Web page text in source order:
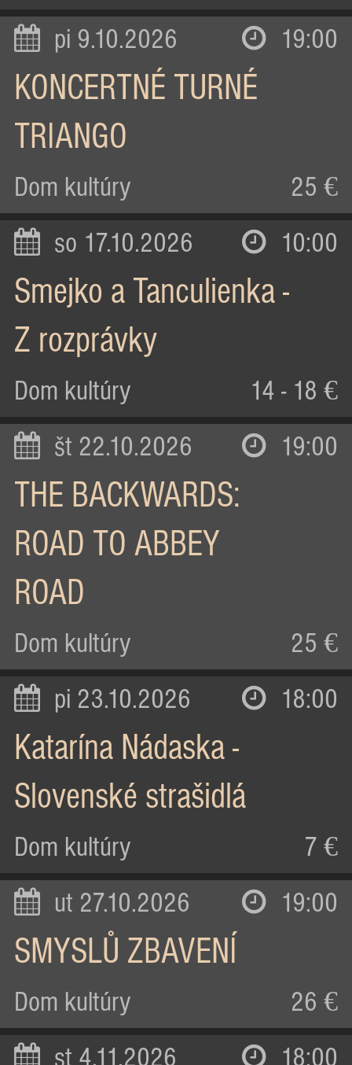
pi 9.10.2026 19:00
KONCERTNÉ TURNÉ
TRIANGO
Dom kultúry 25 €
so 17.10.2026 10:00
Smejko a Tanculienka -
Z rozprávky
Dom kultúry 14 - 18 €
št 22.10.2026 19:00
THE BACKWARDS:
ROAD TO ABBEY
ROAD
Dom kultúry 25 €
pi 23.10.2026 18:00
Katarína Nádaska -
Slovenské strašidlá
Dom kultúry 7 €
ut 27.10.2026 19:00
SMYSLŮ ZBAVENÍ
Dom kultúry 26 €
st 4.11.2026 18:00